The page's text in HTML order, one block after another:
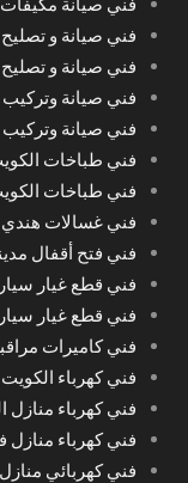
فني صيانة و
فني صيانة و
فني صيانة
فني صيانة وتركيب
فني طباخات الكويت
فني طباخات
فني غسالات
فني فتح أقفال
فني قطع غيار
فني قطع غيار
فني كاميرات مراقبة
فني كهرباء الكويت
فني كهرباء منازل الكويت
فني كهرباء
فني كهربائي